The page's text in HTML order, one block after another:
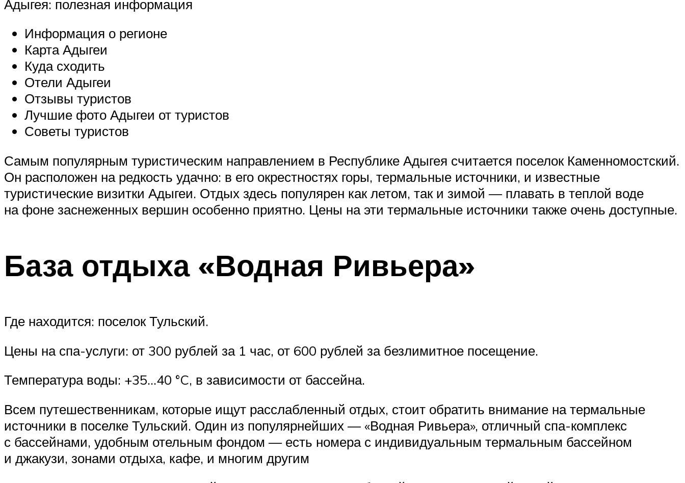
Адыгея: полезная информация
Информация о регионе
Карта Адыгеи
Куда сходить
Отели Адыгеи
Отзывы туристов
Лучшие фото Адыгеи от туристов
Советы туристов
Самым популярным туристическим направлением в Республике Адыгея считается поселок Каменномостский.
Он расположен на редкость удачно: в его окрестностях горы, термальные источники, и известные
туристические визитки Адыгеи. Отдых здесь популярен как летом, так и зимой — плавать в теплой воде
на фоне заснеженных вершин особенно приятно. Цены на эти термальные источники также очень доступные.
База отдыха «Водная Ривьера»
Где находится: поселок Тульский.
Цены на спа-услуги: от 300 рублей за 1 час, от 600 рублей за безлимитное посещение.
Температура воды: +35…40 °C, в зависимости от бассейна.
Всем путешественникам, которые ищут расслабленный отдых, стоит обратить внимание на термальные
источники в поселке Тульский. Один из популярнейших — «Водная Ривьера», отличный спа-комплекс
с бассейнами, удобным отельным фондом — есть номера с индивидуальным термальным бассейном
и джакузи, зонами отдыха, кафе, и многим другим